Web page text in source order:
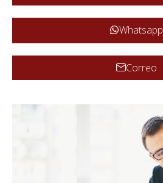
Whatsapp
Correo